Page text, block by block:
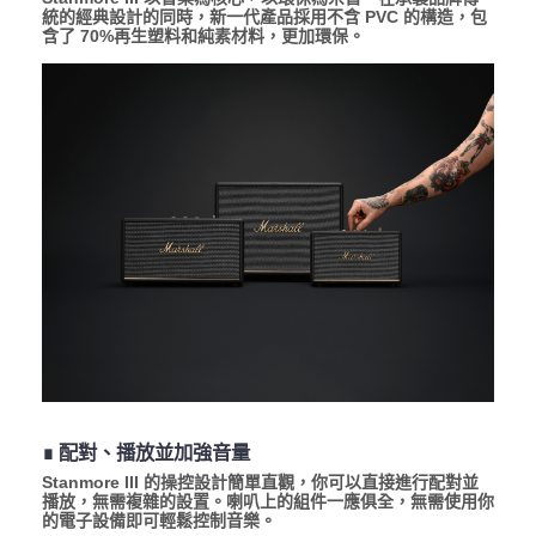
統的經典設計的同時，新一代產品採用不含 PVC 的構造，包
含了 70%再生塑料和純素材料，更加環保。
∎ 配對、播放並加強音量
Stanmore III 的操控設計簡單直觀，你可以直接進行配對並
播放，無需複雜的設置。喇叭上的組件一應俱全，無需使用你
的電子設備即可輕鬆控制音樂。